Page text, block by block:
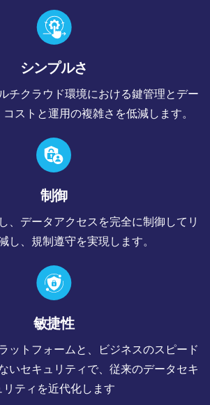
シンプルさ
チクラウド環境における鍵管理とデー
ストと運用の複雑さを低減します。
制御
、データアクセスを完全に制御してリ
し、規制遵守を実現します。
敏捷性
ットフォームと、ビジネスのスピード
いセキュリティで、従来のデータセキ
リティを近代化します